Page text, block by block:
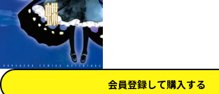
会員登録して購入する